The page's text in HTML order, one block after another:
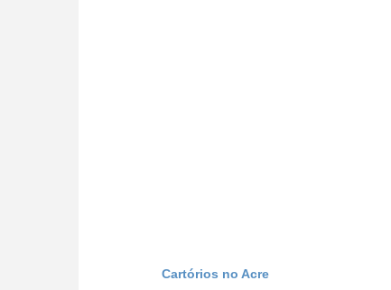
Cartórios no Acre